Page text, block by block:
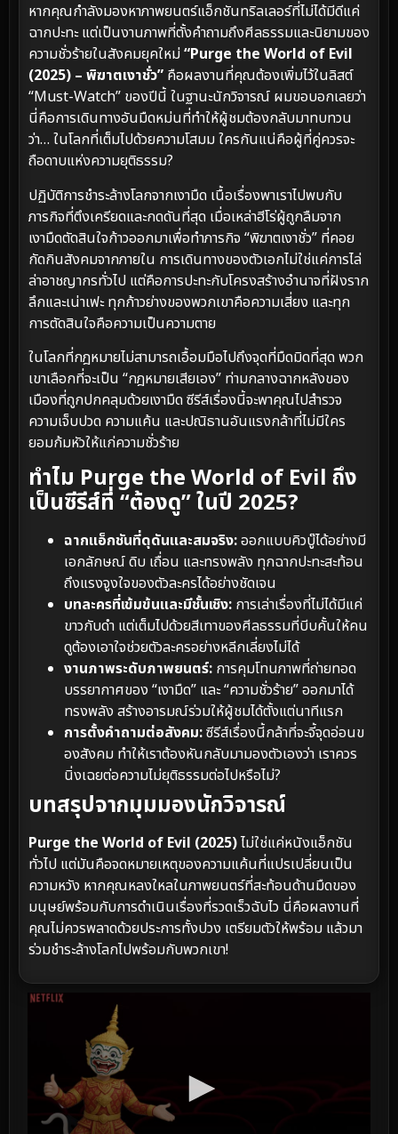
หากคุณกำลังมองหาภาพยนตร์แอ็กชันทริลเลอร์ที่ไม่ได้มีดีแค่
ฉากปะทะ แต่เป็นงานภาพที่ตั้งคำถามถึงศีลธรรมและนิยามของ
ความชั่วร้ายในสังคมยุคใหม่“Purge the World of Evil
(2025) – พิฆาตเงาชั่ว” คือผลงานที่คุณต้องเพิ่มไว้ในลิสต์
“Must-Watch” ของปีนี้ ในฐานะนักวิจารณ์ ผมขอบอกเลยว่า
นี่คือการเดินทางอันมืดหม่นที่ทำให้ผู้ชมต้องกลับมาทบทวน
ว่า… ในโลกที่เต็มไปด้วยความโสมม ใครกันแน่คือผู้ที่คู่ควรจะ
ถือดาบแห่งความยุติธรรม?
ปฏิบัติการชำระล้างโลกจากเงามืด เนื้อเรื่องพาเราไปพบกับ
ภารกิจที่ตึงเครียดและกดดันที่สุด เมื่อเหล่าฮีโร่ผู้ถูกลืมจาก
เงามืดตัดสินใจก้าวออกมาเพื่อทำภารกิจ “พิฆาตเงาชั่ว” ที่คอย
กัดกินสังคมจากภายใน การเดินทางของตัวเอกไม่ใช่แค่การไล่
ล่าอาชญากรทั่วไป แต่คือการปะทะกับโครงสร้างอำนาจที่ฝังราก
ลึกและเน่าเฟะ ทุกก้าวย่างของพวกเขาคือความเสี่ยง และทุก
การตัดสินใจคือความเป็นความตาย
ในโลกที่กฎหมายไม่สามารถเอื้อมมือไปถึงจุดที่มืดมิดที่สุด พวก
เขาเลือกที่จะเป็น “กฎหมายเสียเอง” ท่ามกลางฉากหลังของ
เมืองที่ถูกปกคลุมด้วยเงามืด ซีรีส์เรื่องนี้จะพาคุณไปสำรวจ
ความเจ็บปวด ความแค้น และปณิธานอันแรงกล้าที่ไม่มีใคร
ยอมก้มหัวให้แก่ความชั่วร้าย
ทำไม Purge the World of Evil ถึง
เป็นซีรีส์ที่ “ต้องดู” ในปี 2025?
ฉากแอ็กชันที่ดุดันและสมจริง:ออกแบบคิวบู๊ได้อย่างมี
เอกลักษณ์ ดิบ เถื่อน และทรงพลัง ทุกฉากปะทะสะท้อน
ถึงแรงจูงใจของตัวละครได้อย่างชัดเจน
บทละครที่เข้มข้นและมีชั้นเชิง: การเล่าเรื่องที่ไม่ได้มีแค่
ขาวกับดำ แต่เต็มไปด้วยสีเทาของศีลธรรมที่บีบคั้นให้คน
ดูต้องเอาใจช่วยตัวละครอย่างหลีกเลี่ยงไม่ได้
งานภาพระดับภาพยนตร์: การคุมโทนภาพที่ถ่ายทอด
บรรยากาศของ “เงามืด” และ “ความชั่วร้าย” ออกมาได้
ทรงพลัง สร้างอารมณ์ร่วมให้ผู้ชมได้ตั้งแต่นาทีแรก
การตั้งคำถามต่อสังคม:ซีรีส์เรื่องนี้กล้าที่จะจี้จุดอ่อนข
องสังคม ทำให้เราต้องหันกลับมามองตัวเองว่า เราควร
นิ่งเฉยต่อความไม่ยุติธรรมต่อไปหรือไม่?
บทสรุปจากมุมมองนักวิจารณ์
Purge the World of Evil (2025)ไม่ใช่แค่หนังแอ็กชัน
ทั่วไป แต่มันคือจดหมายเหตุของความแค้นที่แปรเปลี่ยนเป็น
ความหวัง หากคุณหลงใหลในภาพยนตร์ที่สะท้อนด้านมืดของ
มนุษย์พร้อมกับการดำเนินเรื่องที่รวดเร็วฉับไว นี่คือผลงานที่
คุณไม่ควรพลาดด้วยประการทั้งปวง เตรียมตัวให้พร้อม แล้วมา
ร่วมชำระล้างโลกไปพร้อมกับพวกเขา!